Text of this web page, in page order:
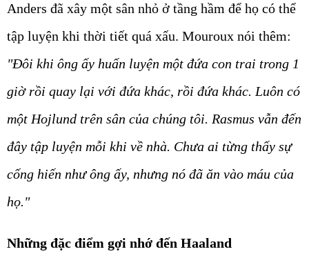
Anders đã xây một sân nhỏ ở tầng hầm để họ có thể
tập luyện khi thời tiết quá xấu. Mouroux nói thêm:
"Đôi khi ông ấy huấn luyện một đứa con trai trong 1
giờ rồi quay lại với đứa khác, rồi đứa khác. Luôn có
một Hojlund trên sân của chúng tôi. Rasmus vẫn đến
đây tập luyện mỗi khi về nhà. Chưa ai từng thấy sự
cống hiến như ông ấy, nhưng nó đã ăn vào máu của
họ."
Những đặc điểm gợi nhớ đến Haaland